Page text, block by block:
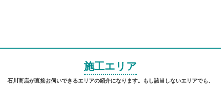
施工エリア
石川商店が直接お伺いできるエリアの紹介になります。もし該当しないエリアでも、